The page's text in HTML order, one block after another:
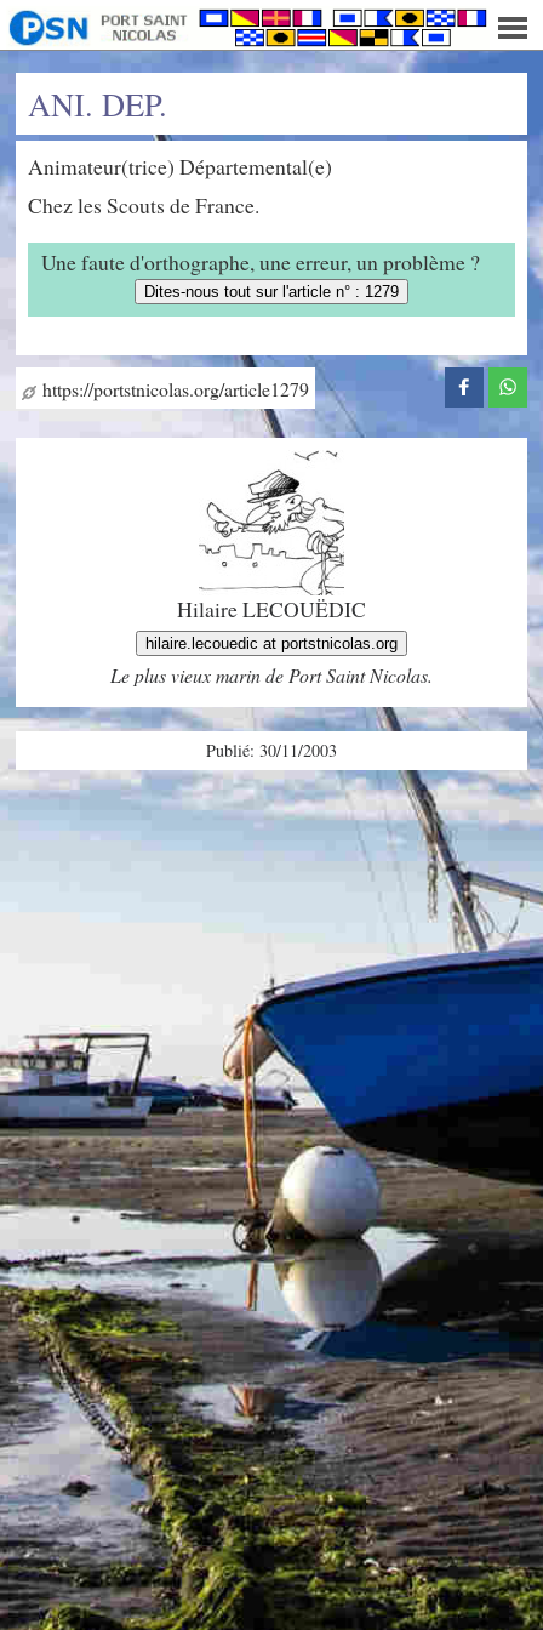
ANI. DEP.
Animateur(trice) Départemental(e)
Chez les Scouts de France.
Une faute d'orthographe, une erreur, un problème ?
Dites-nous tout sur l'article n° : 1279
https://portstnicolas.org/article1279
Hilaire LECOUËDIC
hilaire.lecouedic at portstnicolas.org
Le plus vieux marin de Port Saint Nicolas.
Publié: 30/11/2003